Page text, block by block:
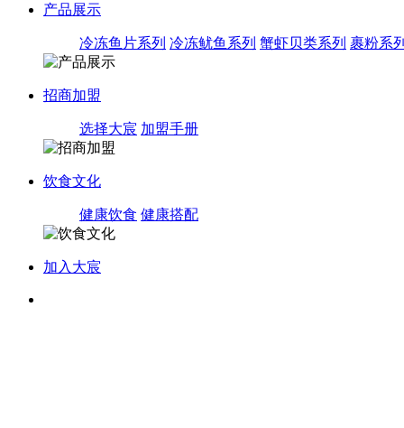
产品展示
冷冻鱼片系列 冷冻鱿鱼系列 蟹虾贝类系列 裹粉系
招商加盟
选择大宸 加盟手册
饮食文化
健康饮食 健康搭配
加入大宸